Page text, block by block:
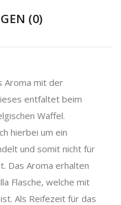
(0)
Aroma mit der
entfaltet beim
Waffel.
hierbei um ein
und somit nicht für
Das Aroma erhalten
Flasche, welche mit
Als Reifezeit für das